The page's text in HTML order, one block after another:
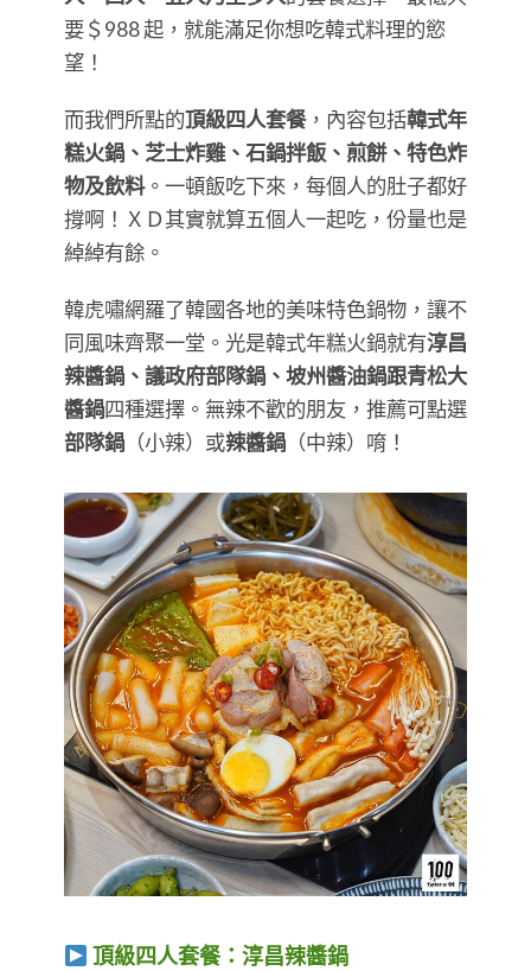
要＄988 起，就能滿足你想吃韓式料理的慾
望！
而我們所點的頂級四人套餐，內容包括韓式年
糕火鍋、芝士炸雞、石鍋拌飯、煎餅、特色炸
物及飲料。一頓飯吃下來，每個人的肚子都好
撐啊！ＸＤ其實就算五個人一起吃，份量也是
綽綽有餘。
韓虎嘯網羅了韓國各地的美味特色鍋物，讓不
同風味齊聚一堂。光是韓式年糕火鍋就有淳昌
辣醬鍋、議政府部隊鍋、坡州醬油鍋跟青松大
醬鍋四種選擇。無辣不歡的朋友，推薦可點選
部隊鍋 （小辣）或辣醬鍋 （中辣）唷！
頂級四人套餐：淳昌辣醬鍋